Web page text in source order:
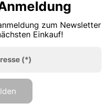
zum Newsletter
Einkauf!
(*)